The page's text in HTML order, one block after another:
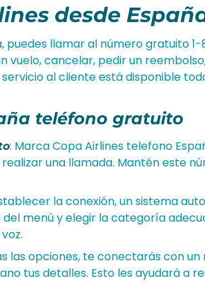
desde
puedes llamar al número gratuito
vuelo, cancelar, pedir un
al cliente está disponible
teléfono gratuito
: Marca Copa Airlines telefono
realizar una llamada. Mantén este
la conexión, un sistema
menú y elegir la categoría
las opciones, te conectarás con
tus detalles. Esto les ayudará a